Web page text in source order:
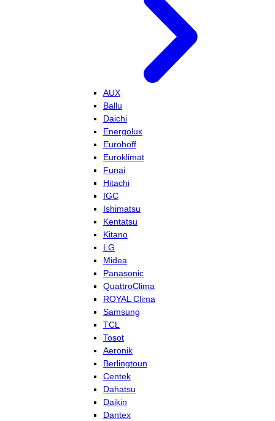
AUX
Ballu
Daichi
Energolux
Eurohoff
Euroklimat
Funai
Hitachi
IGC
Ishimatsu
Kentatsu
Kitano
LG
Midea
Panasonic
QuattroClima
ROYAL Clima
Samsung
TCL
Tosot
Aeronik
Berlingtoun
Centek
Dahatsu
Daikin
Dantex